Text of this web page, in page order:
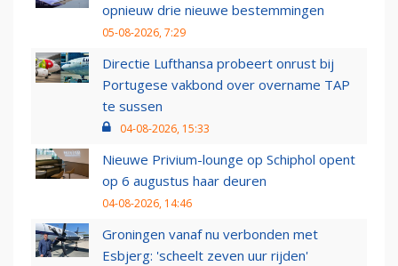
opnieuw drie nieuwe bestemmingen
05-08-2026, 7:29
Directie Lufthansa probeert onrust bij
Portugese vakbond over overname TAP
te sussen
04-08-2026, 15:33
Nieuwe Privium-lounge op Schiphol opent
op 6 augustus haar deuren
04-08-2026, 14:46
Groningen vanaf nu verbonden met
Esbjerg: 'scheelt zeven uur rijden'